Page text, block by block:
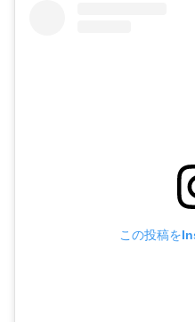
この投稿を